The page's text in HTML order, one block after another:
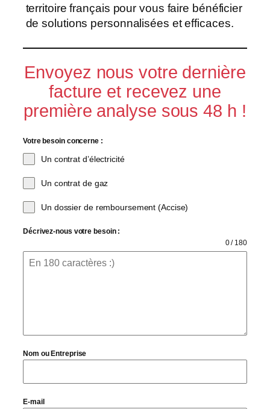
territoire français pour vous faire bénéficier
de solutions personnalisées et efficaces.
Envoyez nous votre dernière
facture et recevez une
première analyse sous 48 h !
Votre besoin concerne :
Un contrat d’électricité
Un contrat de gaz
Un dossier de remboursement (Accise)
Décrivez-nous votre besoin :
0 / 180
Nom ou Entreprise
E-mail